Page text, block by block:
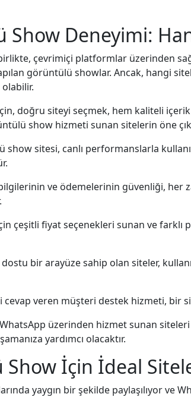
Deneyimi:
çevrimiçi platformlar üzerinden
görüntülü showlar. Ancak, hangi
doğru siteyi seçmek, hem kaliteli
show hizmeti sunan sitelerin öne
sitesi, canlı performanslarla
bilgilerinin ve ödemelerinin güvenliği,
çeşitli fiyat seçenekleri sunan ve
dostu bir arayüze sahip olan siteler,
cevap veren müşteri destek hizmeti,
üzerinden hizmet sunan
yardımcı olacaktır.
İçin İdeal
yaygın bir şekilde paylaşılıyor ve